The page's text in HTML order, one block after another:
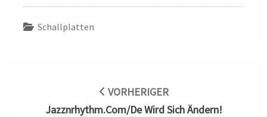
Schallplatten
VORHERIGER
Jazznrhythm.com/de Wird Sich Ändern!